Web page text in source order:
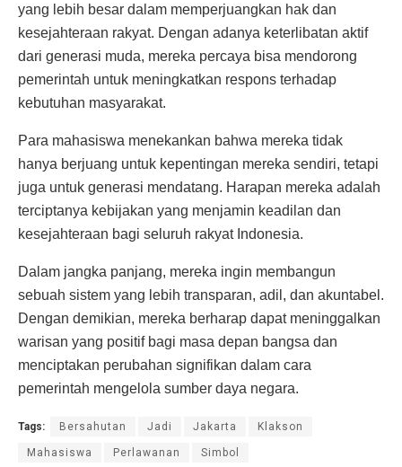
yang lebih besar dalam memperjuangkan hak dan
kesejahteraan rakyat. Dengan adanya keterlibatan aktif
dari generasi muda, mereka percaya bisa mendorong
pemerintah untuk meningkatkan respons terhadap
kebutuhan masyarakat.
Para mahasiswa menekankan bahwa mereka tidak
hanya berjuang untuk kepentingan mereka sendiri, tetapi
juga untuk generasi mendatang. Harapan mereka adalah
terciptanya kebijakan yang menjamin keadilan dan
kesejahteraan bagi seluruh rakyat Indonesia.
Dalam jangka panjang, mereka ingin membangun
sebuah sistem yang lebih transparan, adil, dan akuntabel.
Dengan demikian, mereka berharap dapat meninggalkan
warisan yang positif bagi masa depan bangsa dan
menciptakan perubahan signifikan dalam cara
pemerintah mengelola sumber daya negara.
Tags: Bersahutan Jadi Jakarta Klakson
Mahasiswa Perlawanan Simbol